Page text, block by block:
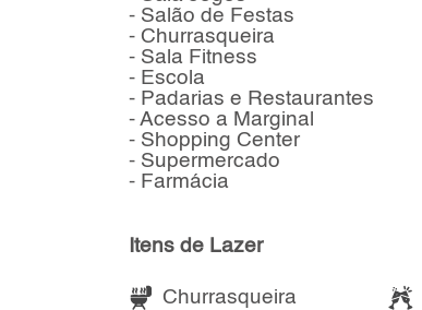
- Salão de Festas
- Churrasqueira
- Sala Fitness
- Escola
- Padarias e Restaurantes
- Acesso a Marginal
- Shopping Center
- Supermercado
- Farmácia
Itens de Lazer
Churrasqueira